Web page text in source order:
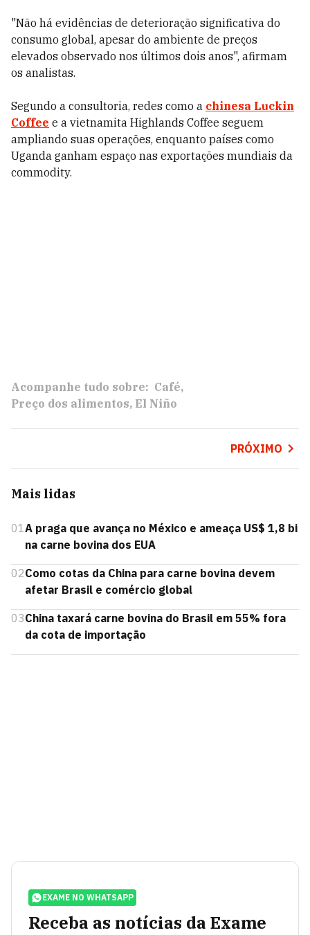
"Não há evidências de deterioração significativa do
consumo global, apesar do ambiente de preços
elevados observado nos últimos dois anos", afirmam
os analistas.
Segundo a consultoria, redes como a chinesa Luckin
Coffee e a vietnamita Highlands Coffee seguem
ampliando suas operações, enquanto países como
Uganda ganham espaço nas exportações mundiais da
commodity.
Acompanhe tudo sobre: Café
Preço dos alimentos El Niño
PRÓXIMO
Mais lidas
01A praga que avança no México e ameaça US$ 1,8 bi
na carne bovina dos EUA
02Como cotas da China para carne bovina devem
afetar Brasil e comércio global
03China taxará carne bovina do Brasil em 55% fora
da cota de importação
EXAME NO WHATSAPP
Receba as notícias da Exame